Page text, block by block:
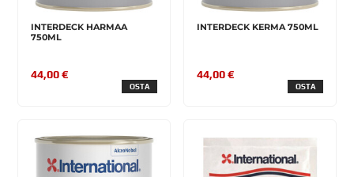
INTERDECK HARMAA
750ML
44,00 €
OSTA
INTERDECK KERMA 750ML
44,00 €
OSTA